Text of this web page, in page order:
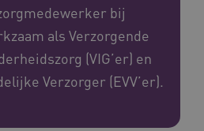
bij
als Verzorgende
(VIG’er) en
Verzorger (EVV’er).